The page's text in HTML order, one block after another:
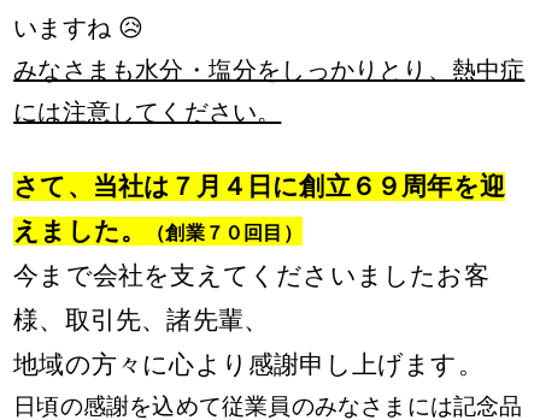
いますね 😥
みなさまも水分・塩分をしっかりとり、熱中症
には注意してください。
さて、当社は７月４日に創立６９周年を迎
えました。
（創業７０回目）
今まで会社を支えてくださいましたお客
様、取引先、諸先輩、
地域の方々に心より感謝申し上げます。
日頃の感謝を込めて従業員のみなさまには記念品